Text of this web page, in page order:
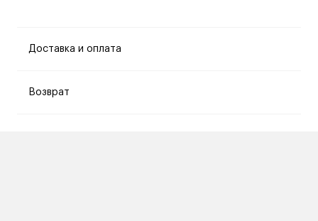
Доставка и оплата
Возврат